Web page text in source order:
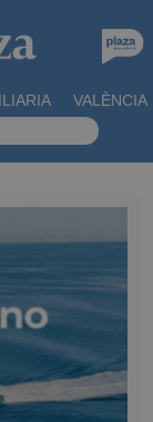
VALÈNCIA